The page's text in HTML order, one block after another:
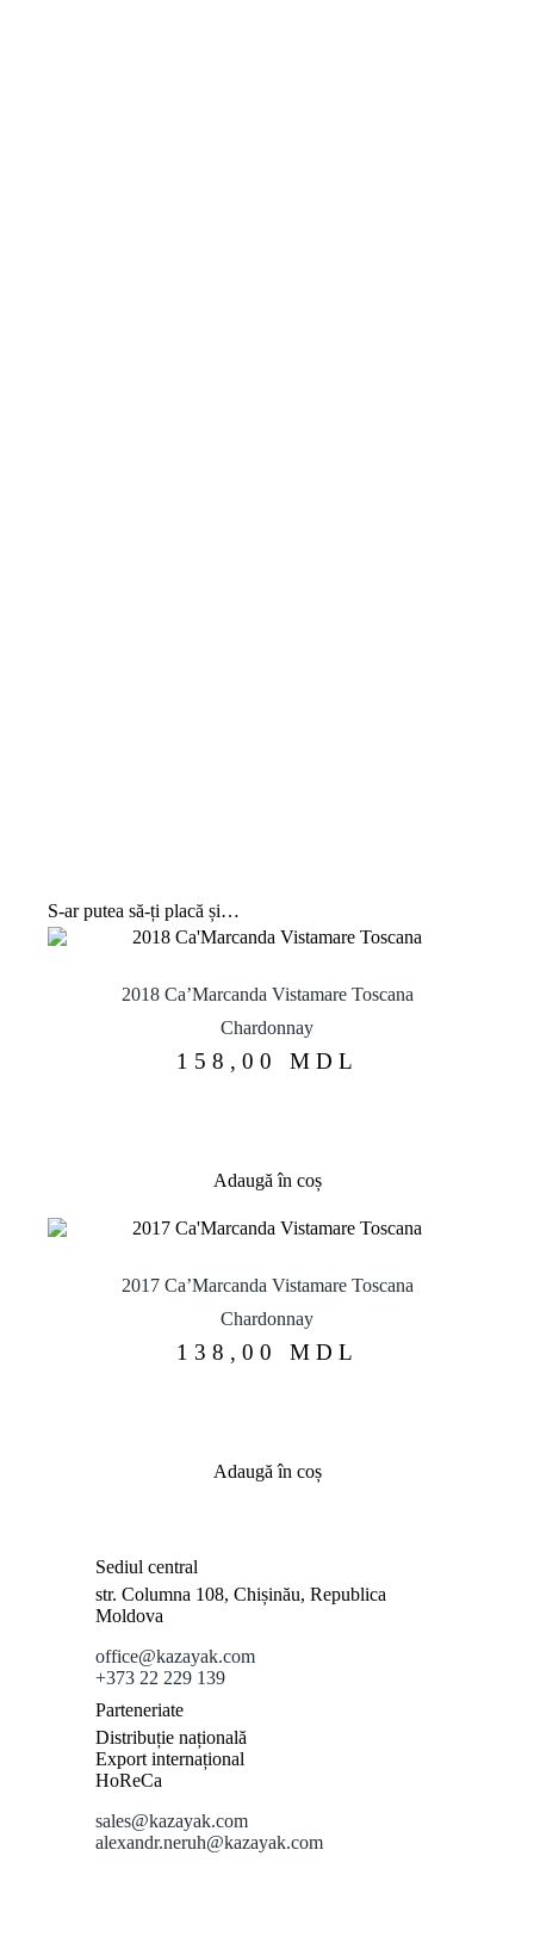
S-ar putea să-ți placă și…
2018 Ca’Marcanda Vistamare Toscana
Chardonnay
158,00 MDL
Adaugă în coș
2017 Ca’Marcanda Vistamare Toscana
Chardonnay
138,00 MDL
Adaugă în coș
Sediul central
str. Columna 108, Chișinău, Republica
Moldova
office@kazayak.com
+373 22 229 139
Parteneriate
Distribuție națională
Export internațional
HoReCa
sales@kazayak.com
alexandr.neruh@kazayak.com